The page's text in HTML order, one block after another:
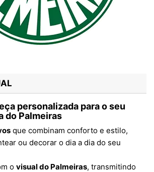
personalizada para o seu
do Palmeiras
que combinam conforto e estilo,
ou decorar o dia a dia do seu
o visual do Palmeiras, transmitindo